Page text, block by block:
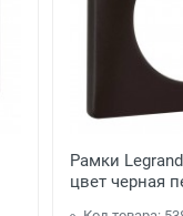
Рамки
цвет черная